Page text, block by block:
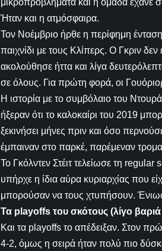
μικροπροβλήματα και η ομάδα έχανε
Ήταν και η ατμόσφαιρα.
Τον Νοέμβριο ήρθε η περίφημη
παιχνίδι με τους Κλίπερς. Ο Γκριν
ακολούθησε ήττα και λίγα
σε όλους. Για πρώτη φορά, οι
Η ιστορία με το συμβόλαιο του
ήξεραν ότι το καλοκαίρι του 2019
ξεκινήσει μήνες πριν και όσο
έμπαιναν στο παρκέ, παρέμεναν
Το Γκόλντεν Στέιτ τελείωσε τη
υπήρχε η ίδια αύρα κυριαρχίας που
μπορούσαν να τους χτυπήσουν.
Τα playoffs του σκότους (λίγο
Και τα playoffs το απέδειξαν. Στον
4-2, όμως η σειρά ήταν πολύ πιο